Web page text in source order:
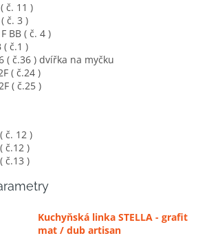
č. 11 )
č. 3 )
BB ( č. 4 )
( č.1 )
( č.36 ) dvířka na myčku
( č.24 )
( č.25 )
č. 12 )
č.12 )
č.13 )
Kuchyňská linka STELLA - grafit
mat / dub artisan